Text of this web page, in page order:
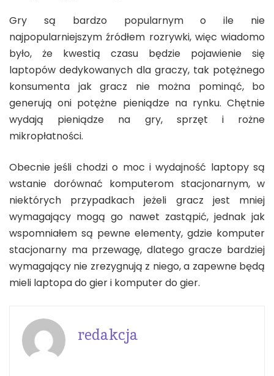
Gry są bardzo popularnym o ile nie
najpopularniejszym źródłem rozrywki, więc wiadomo
było, że kwestią czasu będzie pojawienie się
laptopów dedykowanych dla graczy, tak potężnego
konsumenta jak gracz nie można pominąć, bo
generują oni potężne pieniądze na rynku. Chętnie
wydają pieniądze na gry, sprzęt i rożne
mikropłatności.
Obecnie jeśli chodzi o moc i wydajność laptopy są
wstanie dorównać komputerom stacjonarnym, w
niektórych przypadkach jeżeli gracz jest mniej
wymagający mogą go nawet zastąpić, jednak jak
wspomniałem są pewne elementy, gdzie komputer
stacjonarny ma przewagę, dlatego gracze bardziej
wymagający nie zrezygnują z niego, a zapewne będą
mieli laptopa do gier i komputer do gier.
redakcja